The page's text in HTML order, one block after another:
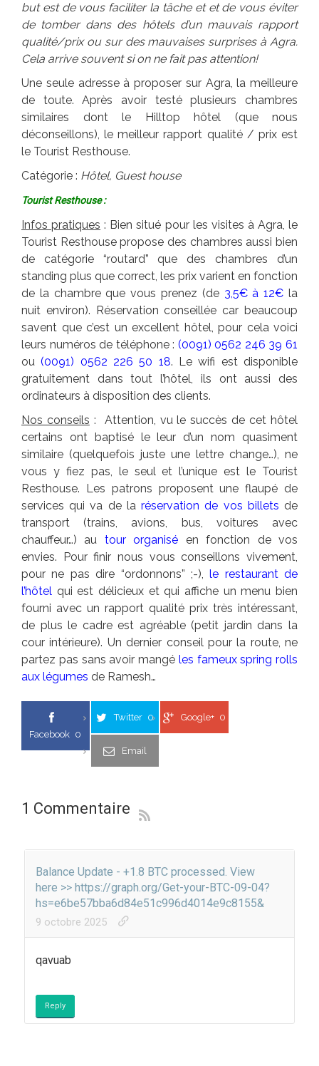
but est de vous faciliter la tâche et et de vous éviter
de tomberdans des hôtels d’un mauvais rapport
qualité/prix ou sur des mauvaises surprises à Agra.
Cela arrive souvent si on ne fait pas attention!
Une seule adresse à proposer sur Agra, la meilleure
de toute. Après avoir testé plusieurs chambres
similaires dont le Hilltop hôtel (que nous
déconseillons), le meilleur rapport qualité / prix est
le Tourist Resthouse.
Catégorie : Hôtel, Guest house
Tourist Resthouse :
Infos pratiques : Bien situé pour les visites à Agra, le
Tourist Resthouse propose des chambres aussi bien
de catégorie “routard” que des chambres d’un
standing plus que correct, les prix varient en fonction
de la chambre que vous prenez (de3,5€ à 12€la
nuit environ). Réservation conseillée car beaucoup
savent que c’est un excellent hôtel, pour cela voici
leurs numéros de téléphone : (0091) 0562 246 39 61
ou(0091) 0562 226 50 18. Le wifi est disponible
gratuitement dans tout l’hôtel, ils ont aussi des
ordinateurs à disposition des clients.
Nos conseils : Attention, vu le succès de cet hôtel
certains ont baptisé le leur d’un nom quasiment
similaire (quelquefois juste une lettre change…), ne
vous y fiez pas, le seul et l’unique est le Tourist
Resthouse. Les patrons proposent une flaupé de
services qui va de laréservation de vos billets de
transport (trains, avions, bus, voitures avec
chauffeur…) au tour organisé en fonction de vos
envies. Pour finir nous vous conseillons vivement,
pour ne pas dire “ordonnons” ;-),le restaurant de
l’hôtel qui est délicieux et qui affiche un menu bien
fourni avec un rapport qualité prix très intéressant,
de plus le cadre est agréable (petit jardin dans la
cour intérieure). Un dernier conseil pour la route, ne
partez pas sans avoir mangé les fameux spring rolls
aux légumes de Ramesh…
Facebook 0
Twitter 0 Google+ 0
Email
1 Commentaire
Balance Update - +1.8 BTC processed. View
here >> https://graph.org/Get-your-BTC-09-04?
hs=e6be57bba6d84e51c996d4014e9c8155&
9 octobre 2025
qavuab
Reply